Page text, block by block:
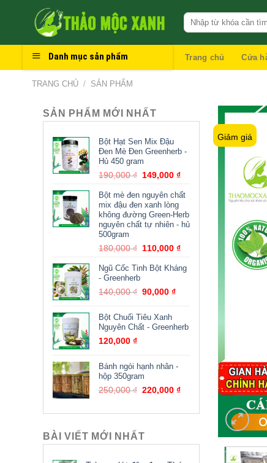
Danh mục sản phẩm Trang chủ Cửa
TRANG CHỦ / SẢN PHẨM
SẢN PHẨM MỚI NHẤT
Bột Hạt Sen Mix Đậu
Đen Mè Đen Greenherb -
Hủ 450 gram
190,000₫ 149,000₫
Bột mè đen nguyên chất
mix đậu đen xanh lòng
không đường Green-Herb
nguyên chất tự nhiên - hủ
500gram
180,000₫ 110,000₫
Ngũ Cốc Tinh Bột Kháng
- Greenherb
140,000₫ 90,000₫
Bột Chuối Tiêu Xanh
Nguyên Chất - Greenherb
120,000 ₫
Bánh ngói hạnh nhân -
hộp 350gram
250,000₫ 220,000₫
BÀI VIẾT MỚI NHẤT
Giảm giá